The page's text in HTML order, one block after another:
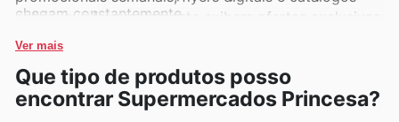
online, que frequentemente exibem ofertas exclusivas
e promoções imperdíveis, tornando a experiência de
compra ainda mais vantajosa.
chegam constantemente.
Ver mais
Que tipo de produtos posso
encontrar Supermercados Princesa?